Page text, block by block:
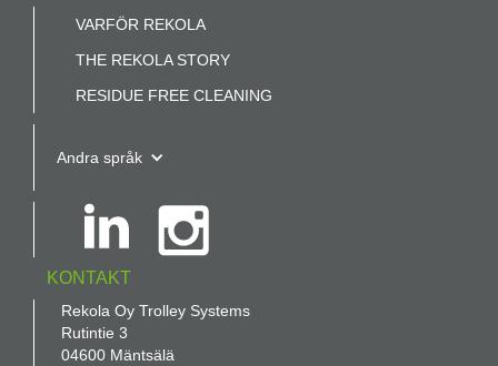
VARFÖR REKOLA
THE REKOLA STORY
RESIDUE FREE CLEANING
Andra språk
KONTAKT
Rekola Oy Trolley Systems
Rutintie 3
04600 Mäntsälä